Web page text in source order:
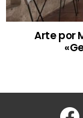
Arte por